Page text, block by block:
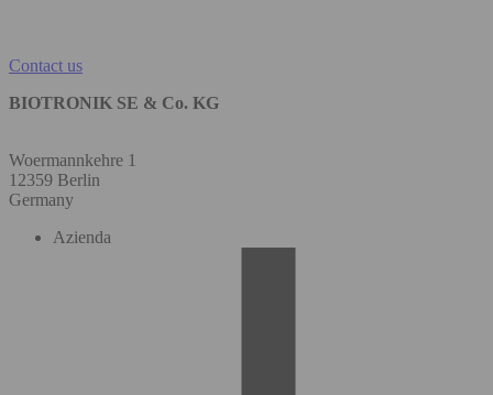
Contact us
BIOTRONIK SE & Co. KG
Woermannkehre 1
12359 Berlin
Germany
Azienda